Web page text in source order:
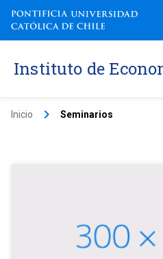
Instituto de
Inicio keyboard_arrow_right Seminarios